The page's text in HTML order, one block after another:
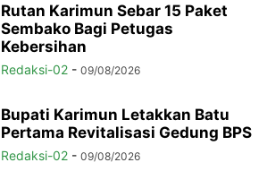
Rutan Karimun Sebar 15 Paket
Sembako Bagi Petugas
Kebersihan
Redaksi-02 - 09/08/2026
Bupati Karimun Letakkan Batu
Pertama Revitalisasi Gedung BPS
Redaksi-02 - 09/08/2026